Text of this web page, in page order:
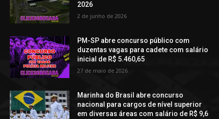
2026
2 de junho de 2026
PM-SP abre concurso público com
duzentas vagas para cadete com salário
inicial de R$ 5.460,65
27 de maio de 2026
Marinha do Brasil abre concurso
nacional para cargos de nível superior
em diversas áreas com salário de R$ 9,6